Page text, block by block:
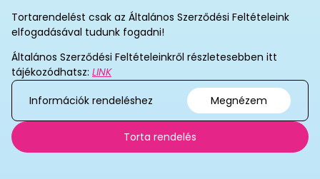
Tortarendelést csak az Általános Szerződési Feltételeink
elfogadásával tudunk fogadni!
Általános Szerződési Feltételeinkről részletesebben itt
tájékozódhatsz: LINK
Információk rendeléshez
Megnézem
Torta rendelés